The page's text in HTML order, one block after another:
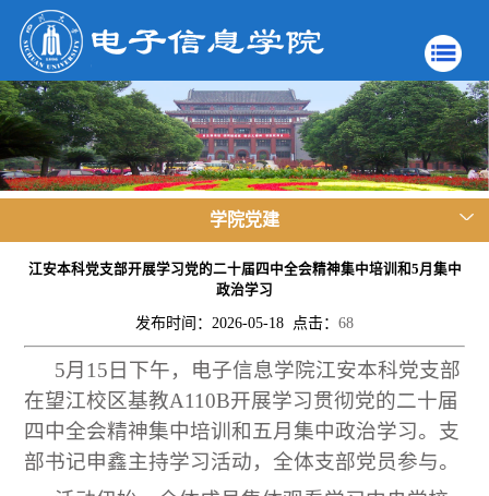
学院党建
江安本科党支部开展学习党的二十届四中全会精神集中培训和5月集中
政治学习
发布时间：2026-05-18 点击： 68
5月15日下午，电子信息学院江安本科党支部
在望江校区基教A110B开展学习贯彻党的二十届
四中全会精神集中培训和五月集中政治学习。支
部书记申鑫主持学习活动，全体支部党员参与。